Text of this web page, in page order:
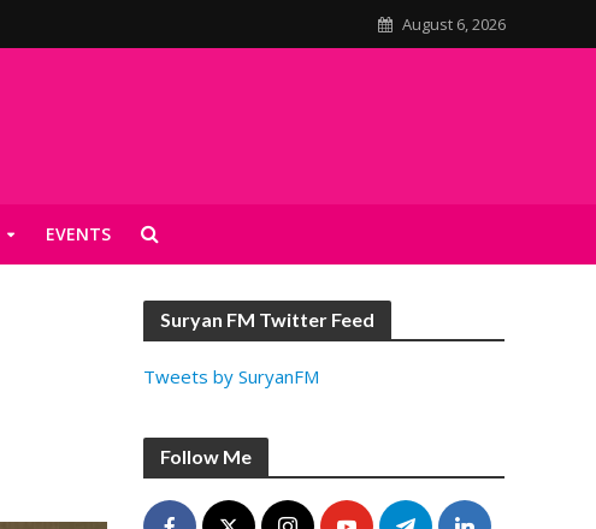
August 6, 2026
EVENTS
Suryan FM Twitter Feed
Tweets by SuryanFM
Follow Me